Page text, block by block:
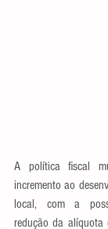
A política fiscal
incremento ao
local, com a
redução da alíquota